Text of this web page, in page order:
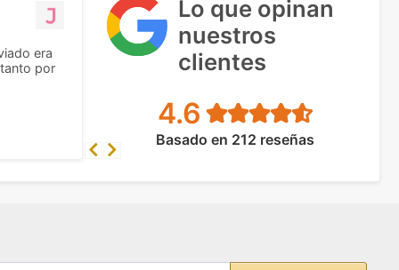
Lo que opinan
nuestros
clientes
4.6
Basado en 212 reseñas
era
por
Previous
Next